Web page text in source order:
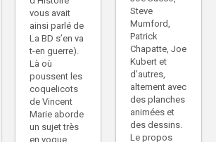
vous avait
ainsi parlé de
La BD s’en va
t-en guerre).
Là où
poussent les
coquelicots
de Vincent
Marie aborde
un sujet très
en vogue
Steve
Mumford,
Patrick
Chapatte, Joe
Kubert et
d’autres,
alternent avec
des planches
animées et
des dessins.
Le propos